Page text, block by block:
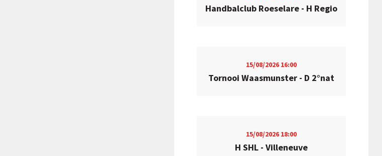
Handbalclub Roeselare - H Regio
15/08/2026 16:00
Tornooi Waasmunster - D 2°nat
15/08/2026 18:00
H SHL - Villeneuve